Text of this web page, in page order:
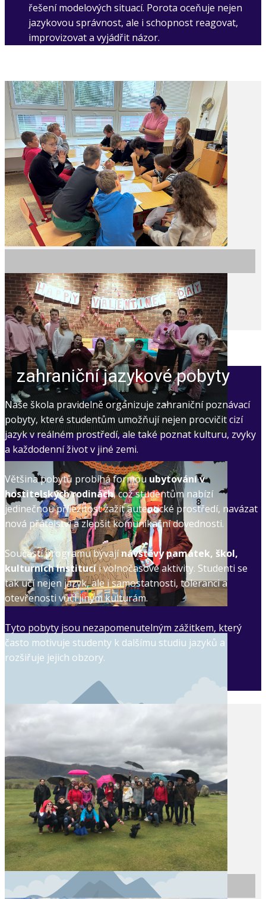
řešení modelových situací. Porota oceňuje nejen
jazykovou správnost, ale i schopnost reagovat,
improvizovat a vyjádřit názor.
zahraniční jazykové pobyty
Naše škola pravidelně organizuje zahraniční poznávací
pobyty, které studentům umožňují nejen procvičit cizí
jazyk v reálném prostředí, ale také poznat kulturu, zvyky
a každodenní život v jiné zemi.
Většina pobytů probíhá formou ubytování v
hostitelských rodinách, což studentům nabízí
jedinečnou příležitost zažít autentické prostředí, navázat
nová přátelství a zlepšit komunikační dovednosti.
Součástí programu bývajínávštěvy památek, škol,
kulturních institucíi volnočasové aktivity. Studenti se
tak učí nejen jazyk, ale i samostatnosti, toleranci a
otevřenosti vůči jiným kulturám.
Tyto pobyty jsou nezapomenutelným zážitkem, který
často motivuje studenty k dalšímu studiu jazyků a
rozšiřuje jejich obzory.